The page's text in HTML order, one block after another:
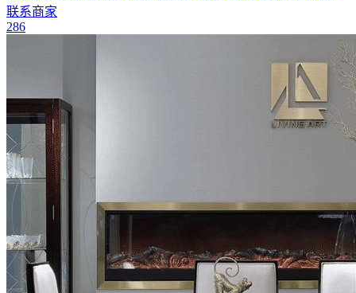
联系商家
286